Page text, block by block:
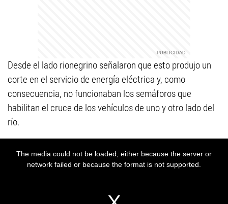
Desde el lado rionegrino señalaron que esto produjo un
corte en el servicio de energía eléctrica y, como
consecuencia, no funcionaban los semáforos que
habilitan el cruce de los vehículos de uno y otro lado del
río.